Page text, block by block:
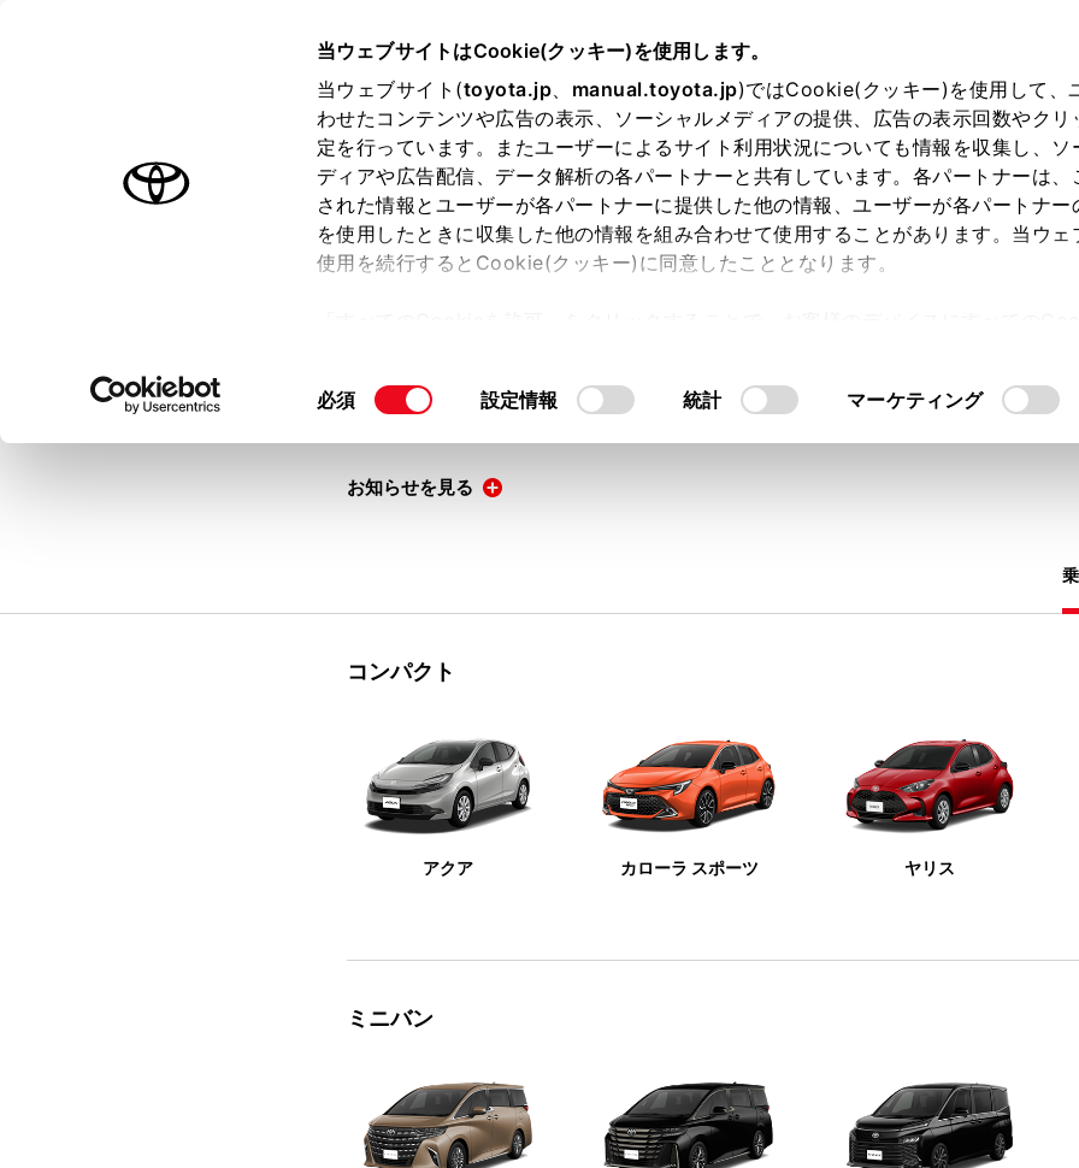
当ウェブサイトはCookie(クッキー)を使用します。
当ウェブサイト(toyota.jp、 manual.toyota.jp)ではCookie(クッキー)を使用して、
わせたコンテンツや広告の表示、ソーシャルメディアの提供、広告の表示回数やクリ
定を行っています。またユーザーによるサイト利用状況についても情報を収集し、ソ
ディアや広告配信、データ解析の各パートナーと共有しています。各パートナーは、
された情報とユーザーが各パートナーに提供した他の情報、ユーザーが各パートナー
を使用したときに収集した他の情報を組み合わせて使用することがあります。当ウェ
使用を続行するとCookie(クッキー)に同意したこととなります。
て」をご覧ください。
同
必須 設定情報 統計 マーケティング
オーナーサポート トピックス
購入相談
車種選択 店舗選択 情報の入力 入力内容の確認
お知らせを見る
コンパクト
アクア カローラ スポーツ ヤリス
ミニバン